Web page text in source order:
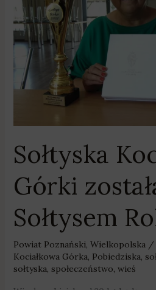
Sołtyska
Górki
Sołtysem
Powiat Poznański Wielkopolska /
Kociałkowa Górka Pobiedziska
sołtyska społeczeństwo wieś
Sołtysem
Roku